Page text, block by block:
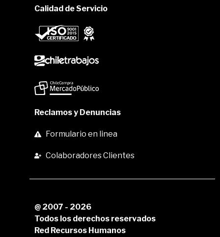
Calidad de Servicio
Reclamos y Denuncias
Formulario en linea
Colaboradores Clientes
@ 2007 - 2026
Todos los derechos reservados
Red Recursos Humanos